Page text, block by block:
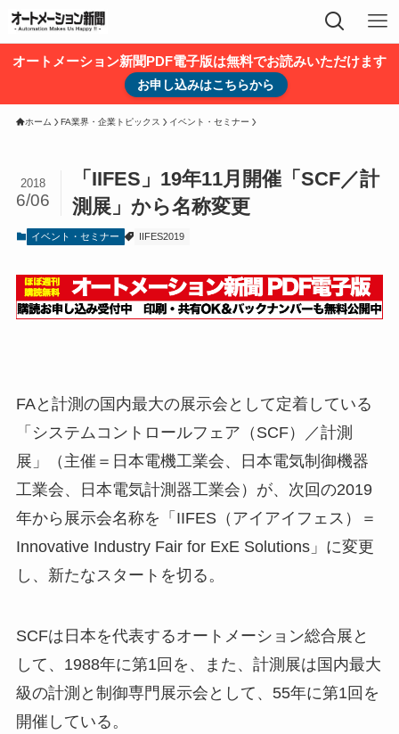
オートメーション新聞PDF電子版は無料でお読みいただけます
お申し込みはこちらから
ホーム FA業界・企業トピックス イベント・セミナー
「IIFES」19年11月開催「SCF／計
測展」から名称変更
2018
6/06
イベント・セミナー IIFES2019
FAと計測の国内最大の展示会として定着している
「システムコントロールフェア（SCF）／計測
展」（主催＝日本電機工業会、日本電気制御機器
工業会、日本電気計測器工業会）が、次回の2019
年から展示会名称を「IIFES（アイアイフェス）＝
Innovative Industry Fair for ExE Solutions」に変更
し、新たなスタートを切る。
SCFは日本を代表するオートメーション総合展と
して、1988年に第1回を、また、計測展は国内最大
級の計測と制御専門展示会として、55年に第1回を
開催している。